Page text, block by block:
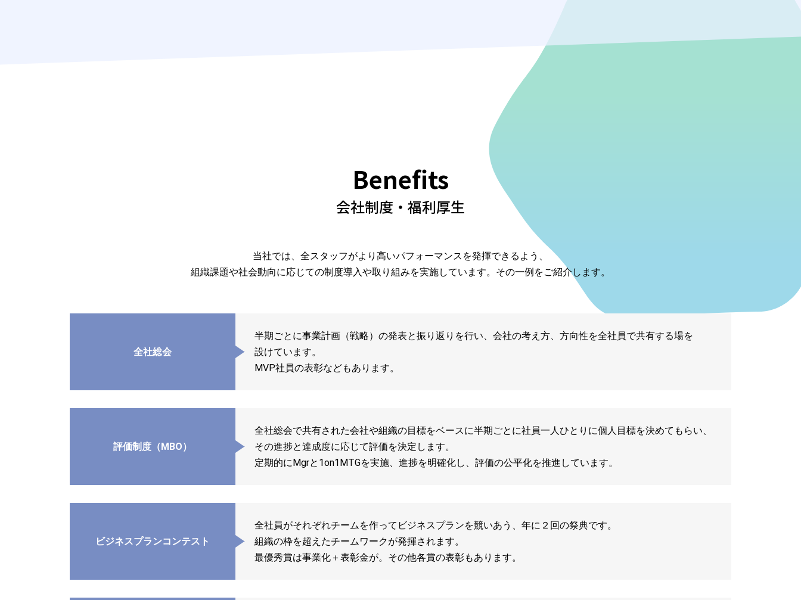
Benefits
会社制度・福利厚生
当社では、全スタッフがより高いパフォーマンスを発揮できるよう、
組織課題や社会動向に応じての制度導入や取り組みを実施しています。その一例をご紹介します。
全社総会
半期ごとに事業計画（戦略）の発表と振り返りを行い、会社の考え方、方向性を全社員で共有する場を
設けています。
MVP社員の表彰などもあります。
評価制度（MBO）
全社総会で共有された会社や組織の目標をベースに半期ごとに社員一人ひとりに個人目標を決めてもらい、
その進捗と達成度に応じて評価を決定します。
定期的にMgrと1on1MTGを実施、進捗を明確化し、評価の公平化を推進しています。
ビジネスプランコンテスト
全社員がそれぞれチームを作ってビジネスプランを競いあう、年に２回の祭典です。
組織の枠を超えたチームワークが発揮されます。
最優秀賞は事業化＋表彰金が。その他各賞の表彰もあります。